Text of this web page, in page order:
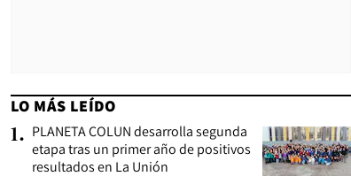
LO MÁS LEÍDO
1. PLANETA COLUN desarrolla segunda
etapa tras un primer año de positivos
resultados en La Unión